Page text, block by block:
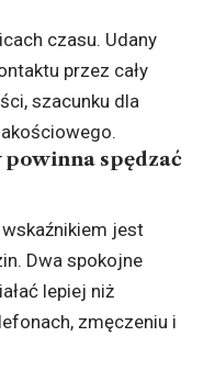
czasu. Udany
przez cały
szacunku dla
spędzać
jest
Dwa spokojne
lepiej niż
zmęczeniu i